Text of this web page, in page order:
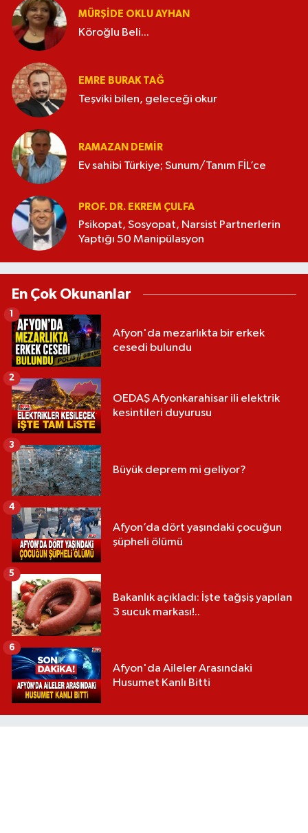
MÜRŞIDE OKLU AYHAN
Köroğlu Beli...
EMRE BURAK TAĞ
Teşviki bilen, geleceği okur
RAMAZAN DEMİR
Ev sahibi Türkiye; Sunum/Tanım FİL’ce
PROF. DR. EKREM ÇULFA
Psikopat, Sosyopat, Narsist Partnerlerin
Yaptığı 50 Manipülasyon
En Çok Okunanlar
Afyon'da mezarlıkta bir erkek
cesedi bulundu
1
OEDAŞ Afyonkarahisar ili elektrik
kesintileri duyurusu
2
Büyük deprem mi geliyor?
3
Afyon’da dört yaşındaki çocuğun
şüpheli ölümü
4
Bakanlık açıkladı: İşte tağşiş yapılan
3 sucuk markası!..
5
Afyon'da Aileler Arasındaki
Husumet Kanlı Bitti
6